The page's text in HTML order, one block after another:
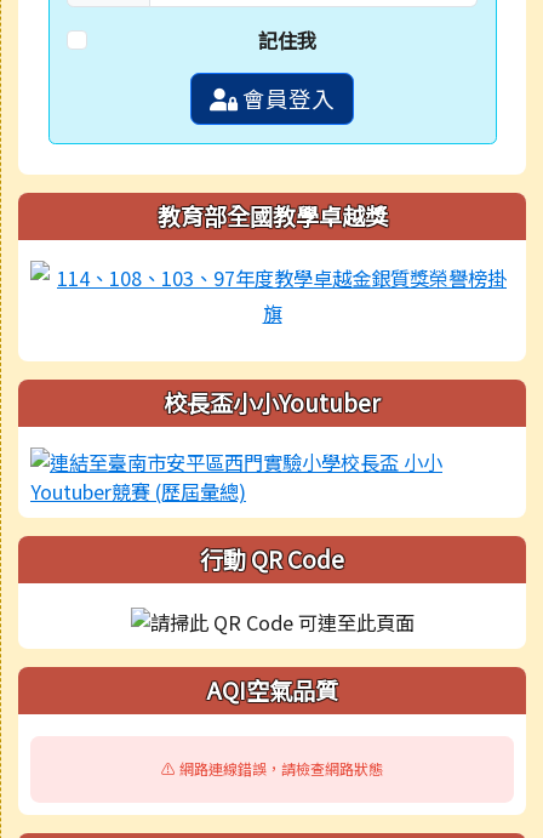
記住我
會員登入
教育部全國教學卓越獎
校長盃小小Youtuber
行動 QR Code
AQI空氣品質
⚠️ 網路連線錯誤，請檢查網路狀態